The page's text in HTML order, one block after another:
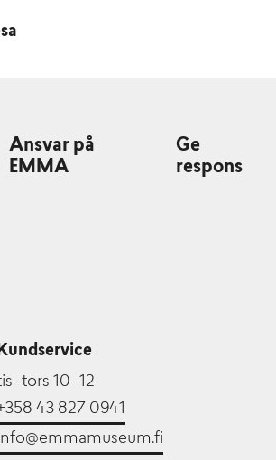
Ansvar på
EMMA
Ge
respons
10–12
43 827 0941